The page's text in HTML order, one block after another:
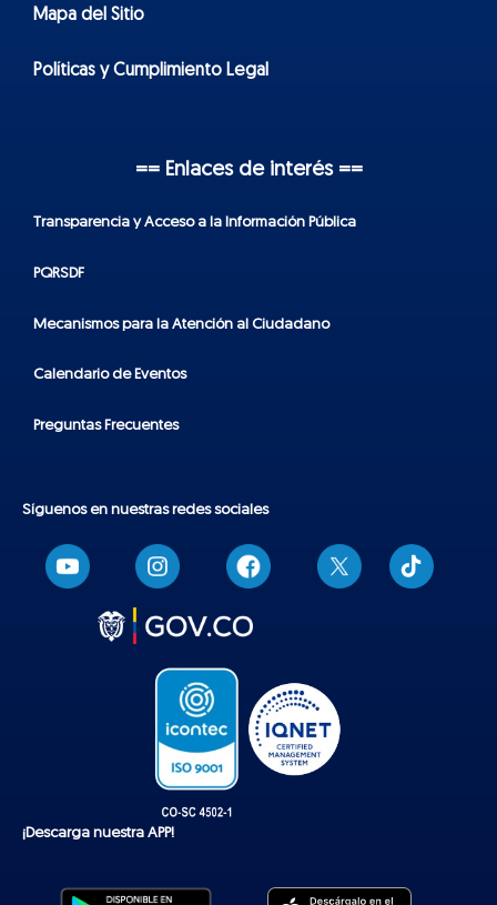
Mapa del Sitio
Políticas y Cumplimiento Legal
== Enlaces de interés ==
Transparencia y Acceso a la Información Pública
PQRSDF
Mecanismos para la Atención al Ciudadano
Calendario de Eventos
Preguntas Frecuentes
Síguenos en nuestras redes sociales
T
i
k
¡Descarga nuestra APP!